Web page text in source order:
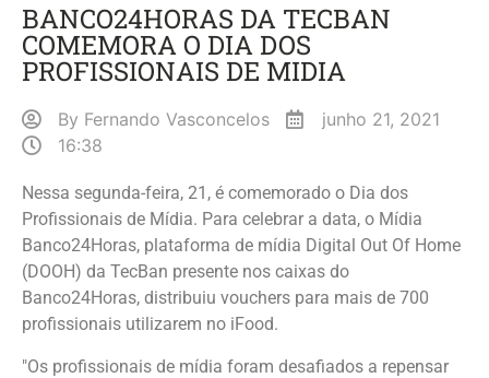
BANCO24HORAS DA TECBAN
COMEMORA O DIA DOS
PROFISSIONAIS DE MIDIA
By Fernando Vasconcelos
junho 21, 2021
16:38
Nessa segunda-feira, 21, é comemorado o Dia dos
Profissionais de Mídia. Para celebrar a data, o Mídia
Banco24Horas, plataforma de mídia Digital Out Of Home
(DOOH) da TecBan presente nos caixas do
Banco24Horas, distribuiu vouchers para mais de 700
profissionais utilizarem no iFood.
"Os profissionais de mídia foram desafiados a repensar